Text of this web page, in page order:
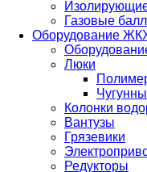
Газовые
Оборудование
Люки
Колонки
Вантузы
Грязевики
Редукторы